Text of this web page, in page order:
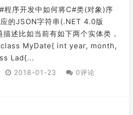
程序开发中如何将C#类(对象)序
的JSON字符串(.NET 4.0版
描述比如当前有如下两个实体类，
class MyDate{ int year, month,
Lad{...
2018-01-23
0评论